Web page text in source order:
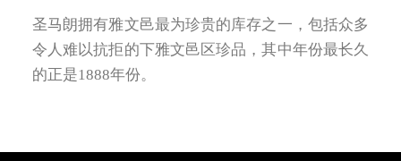
圣马朗拥有雅文邑最为珍贵的库存之一，包括众多
令人难以抗拒的下雅文邑区珍品，其中年份最长久
的正是1888年份。